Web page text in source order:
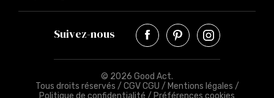
Suivez-nous
© 2026 Good Act.
Tous droits réservés / CGV CGU / Mentions légales /